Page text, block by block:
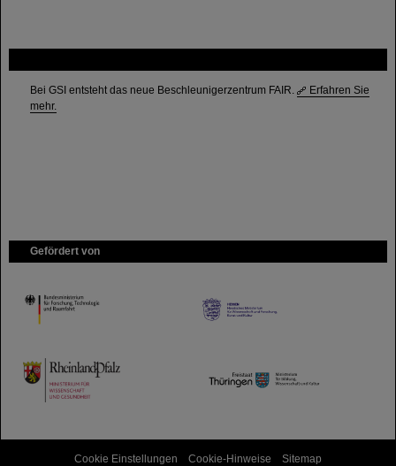
Bei GSI entsteht das neue Beschleunigerzentrum FAIR.
Erfahren Sie
mehr.
Gefördert von
HMWK
TMWWDG
Cookie Einstellungen Cookie-Hinweise Sitemap